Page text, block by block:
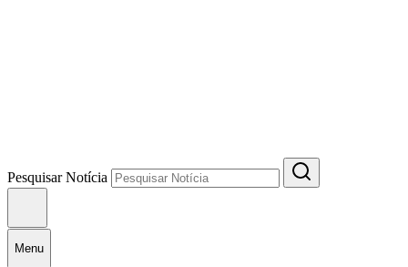
Pesquisar Notícia
Menu